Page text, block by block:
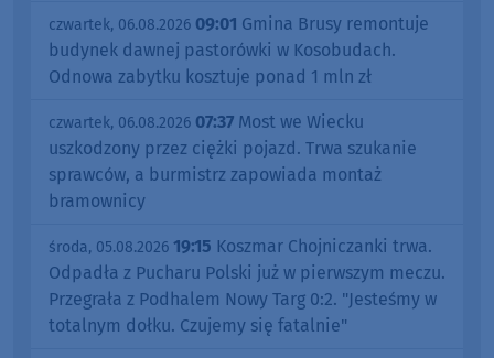
czwartek, 06.08.2026 09:01 Gmina Brusy remontuje
budynek dawnej pastorówki w Kosobudach.
Odnowa zabytku kosztuje ponad 1 mln zł
czwartek, 06.08.2026 07:37 Most we Wiecku
uszkodzony przez ciężki pojazd. Trwa szukanie
sprawców, a burmistrz zapowiada montaż
bramownicy
środa, 05.08.2026 19:15 Koszmar Chojniczanki trwa.
Odpadła z Pucharu Polski już w pierwszym meczu.
Przegrała z Podhalem Nowy Targ 0:2. "Jesteśmy w
totalnym dołku. Czujemy się fatalnie"